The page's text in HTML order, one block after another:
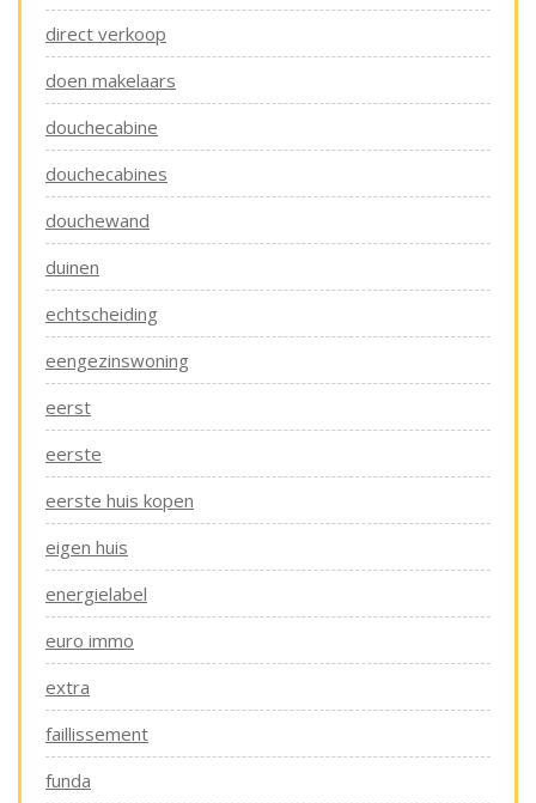
direct verkoop
doen makelaars
douchecabine
douchecabines
douchewand
duinen
echtscheiding
eengezinswoning
eerst
eerste
eerste huis kopen
eigen huis
energielabel
euro immo
extra
faillissement
funda